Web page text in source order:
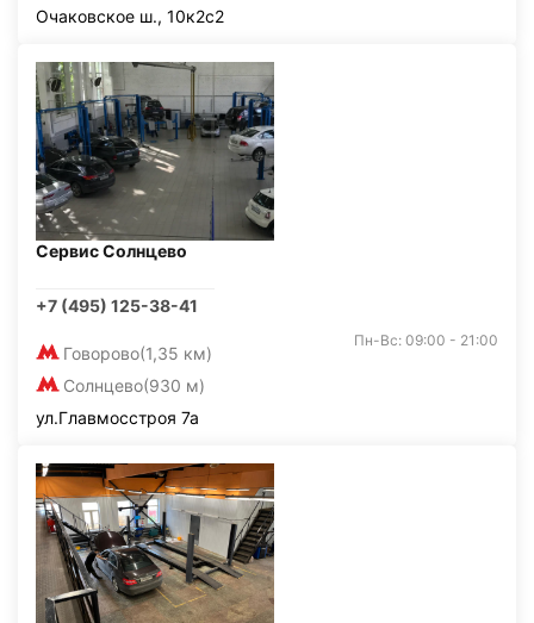
Очаковское ш., 10к2с2
Сервис Солнцево
+7 (495) 125-38-41
Говорово(1,35 км)
Солнцево(930 м)
Пн-Вс: 09:00 - 21:00
ул.Главмосстроя 7а